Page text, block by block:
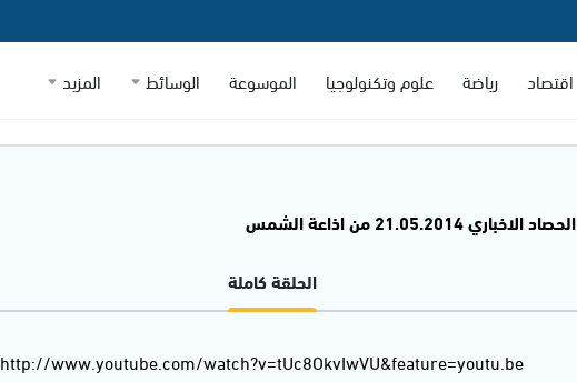
اقتصاد رياضة علوم وتكنولوجيا الموسوعة الوسائط المزيد
الحصاد الاخباري 21.05.2014 من اذاعة الشمس
الحلقة كاملة
http://www.youtube.com/watch?v=tUc8OkvIwVU&feature=youtu.be